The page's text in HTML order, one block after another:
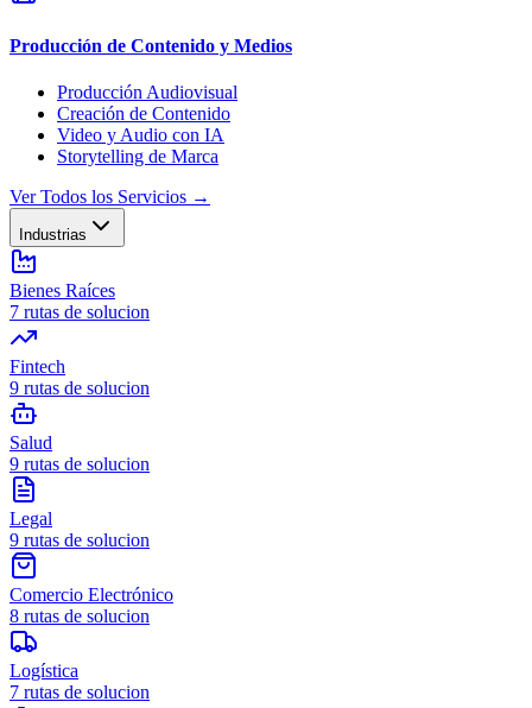
Producción de Contenido y Medios
Producción Audiovisual
Creación de Contenido
Video y Audio con IA
Storytelling de Marca
Ver Todos los Servicios →
Industrias
Bienes Raíces
7 rutas de solucion
Fintech
9 rutas de solucion
Salud
9 rutas de solucion
Legal
9 rutas de solucion
Comercio Electrónico
8 rutas de solucion
Logística
7 rutas de solucion